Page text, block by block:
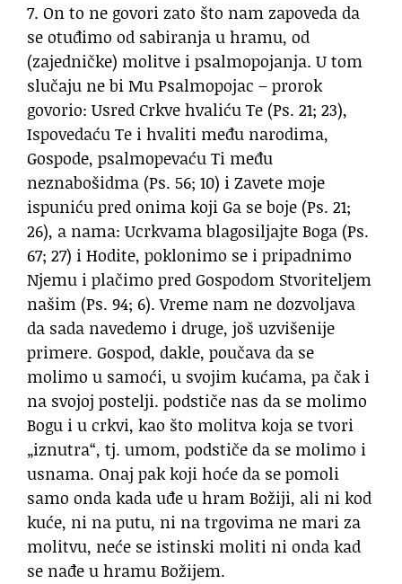
7. On to ne govori zato što nam zapoveda da
se otuđimo od sabiranja u hramu, od
(zajedničke) molitve i psalmopojanja. U tom
slučaju ne bi Mu Psalmopojac – prorok
govorio: Usred Crkve hvaliću Te (Ps. 21; 23),
Ispovedaću Te i hvaliti među narodima,
Gospode, psalmopevaću Ti među
neznabošidma (Ps. 56; 10) i Zavete moje
ispuniću pred onima koji Ga se boje (Ps. 21;
26), a nama: Ucrkvama blagosiljajte Boga (Ps.
67; 27) i Hodite, poklonimo se i pripadnimo
Njemu i plačimo pred Gospodom Stvoriteljem
našim (Ps. 94; 6). Vreme nam ne dozvoljava
da sada navedemo i druge, još uzvišenije
primere. Gospod, dakle, poučava da se
molimo u samoći, u svojim kućama, pa čak i
na svojoj postelji. podstiče nas da se molimo
Bogu i u crkvi, kao što molitva koja se tvori
„iznutra“, tj. umom, podstiče da se molimo i
usnama. Onaj pak koji hoće da se pomoli
samo onda kada uđe u hram Božiji, ali ni kod
kuće, ni na putu, ni na trgovima ne mari za
molitvu, neće se istinski moliti ni onda kad
se nađe u hramu Božijem.